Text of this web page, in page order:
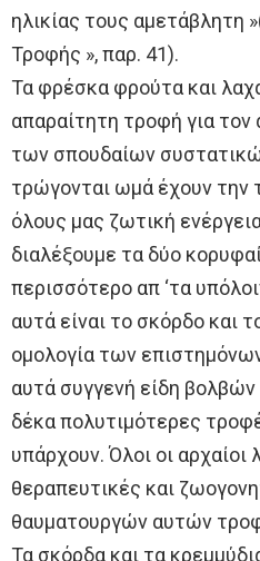
ηλικίας τους αμετάβλητη
Τροφής », παρ. 41).
Τα φρέσκα φρούτα και
απαραίτητη τροφή για τον
των σπουδαίων
τρώγονται ωμά έχουν την
όλους μας ζωτική
διαλέξουμε τα δύο
περισσότερο απ ‘τα
αυτά είναι το σκόρδο και
ομολογία των
αυτά συγγενή είδη βολβών
δέκα πολυτιμότερες
υπάρχουν. Όλοι οι αρχαίοι
θεραπευτικές και
θαυματουργών αυτών
Τα σκόρδα και τα